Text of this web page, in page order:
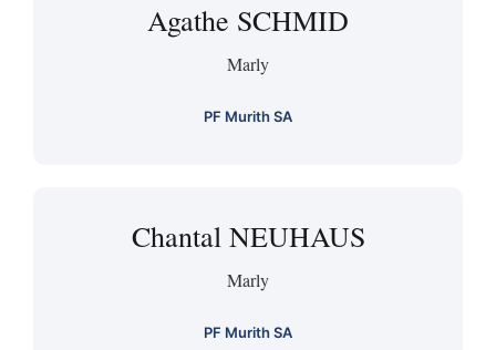
Agathe SCHMID
Marly
PF Murith SA
Chantal NEUHAUS
Marly
PF Murith SA